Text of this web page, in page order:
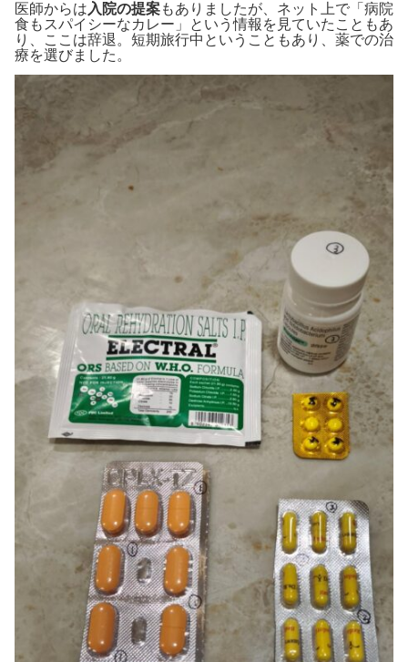
医師からは 入院の提案もありましたが、ネット上で「病院
食もスパイシーなカレー」という情報を見ていたこともあ
り、ここは辞退。短期旅行中ということもあり、薬での治
療を選びました。